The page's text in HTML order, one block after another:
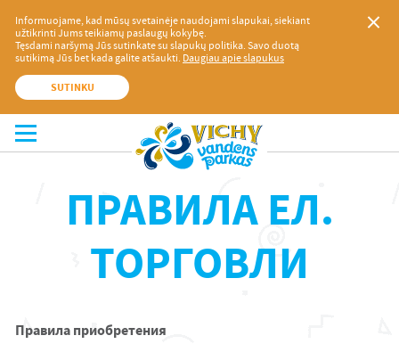
Informuojame, kad mūsų svetainėje naudojami slapukai, siekiant
užtikrinti Jums teikiamų paslaugų kokybę.
Tęsdami naršymą Jūs sutinkate su slapukų politika. Savo duotą
sutikimą Jūs bet kada galite atšaukti. Daugiau apie slapukus
SUTINKU
ПРАВИЛА EЛ.
ТОРГОВЛИ
Правила приобретения